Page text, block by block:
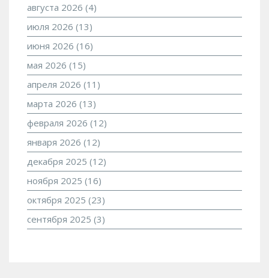
августа 2026 (4)
июля 2026 (13)
июня 2026 (16)
мая 2026 (15)
апреля 2026 (11)
марта 2026 (13)
февраля 2026 (12)
января 2026 (12)
декабря 2025 (12)
ноября 2025 (16)
октября 2025 (23)
сентября 2025 (3)